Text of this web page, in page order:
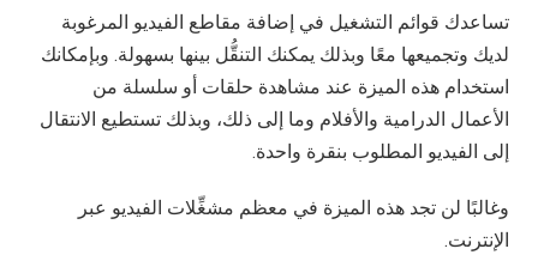
تساعدك قوائم التشغيل في إضافة مقاطع الفيديو المرغوبة
لديك وتجميعها معًا وبذلك يمكنك التنقُّل بينها بسهولة. وبإمكانك
استخدام هذه الميزة عند مشاهدة حلقات أو سلسلة من
الأعمال الدرامية والأفلام وما إلى ذلك، وبذلك تستطيع الانتقال
إلى الفيديو المطلوب بنقرة واحدة.
وغالبًا لن تجد هذه الميزة في معظم مشغِّلات الفيديو عبر
الإنترنت.